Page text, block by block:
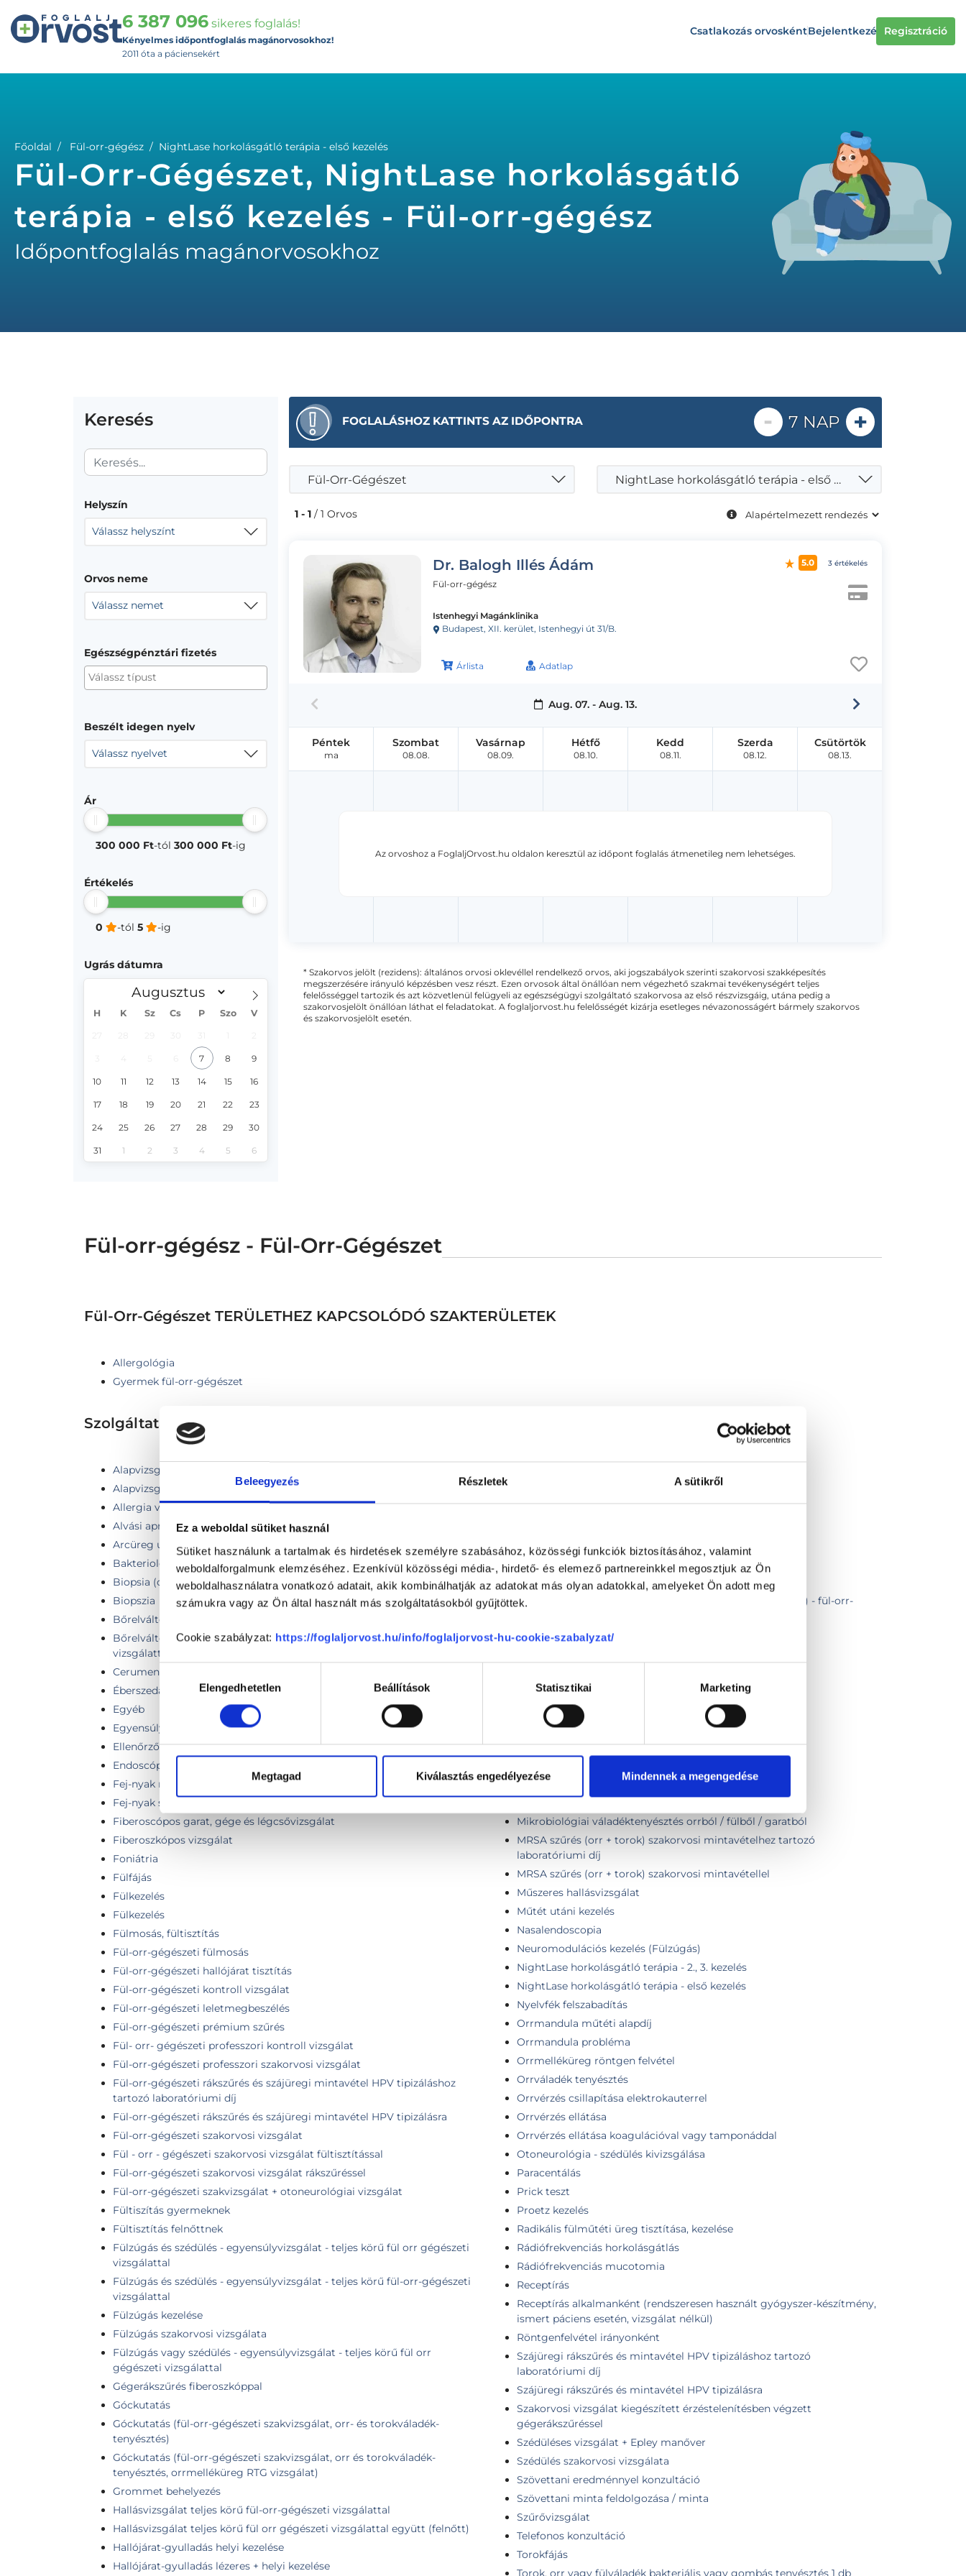
Beleegyezés Részletek A sütikről
Ez a weboldal sütiket használ
Sütiket használunk a tartalmak és hirdetések személyre szabásához, közösségi funkciók biztosításához, valamint
weboldalforgalmunk elemzéséhez. Ezenkívül közösségi média-, hirdető- és elemező partnereinkkel megosztjuk az Ön
weboldalhasználatra vonatkozó adatait, akik kombinálhatják az adatokat más olyan adatokkal, amelyeket Ön adott meg
számukra vagy az Ön által használt más szolgáltatásokból gyűjtöttek.
Cookie szabályzat: https://foglaljorvost.hu/info/foglaljorvost-hu-cookie-szabalyzat/
Hozzájárulás
kiválasztásaElengedhetetlen Beállítások Statisztikai Marketing
Megtagad Kiválasztás engedélyezése Mindennek a megengedése
6 387 096 sikeres foglalás!
Kényelmes időpontfoglalás magánorvosokhoz!
2011 óta a páciensekért
Csatlakozás orvoskéntBejelentkezés Regisztráció
Főoldal Fül-orr-gégész NightLase horkolásgátló terápia - első kezelés
Fül-Orr-Gégészet, NightLase horkolásgátló
terápia - első kezelés - Fül-orr-gégész
Időpontfoglalás magánorvosokhoz
Keresés
Helyszín
Válassz helyszínt
Orvos neme
Válassz nemet
Egészségpénztári fizetés
Beszélt idegen nyelv
Válassz nyelvet
Ár
300 000 Ft-tól 300 000 Ft-ig
Értékelés
0 -tól 5 -ig
Ugrás dátumra
H K Sz Cs P Szo V
7 8 9
10 11 12 13 14 15 16
17 18 19 20 21 22 23
24 25 26 27 28 29 30
31 1 2 3 4 5 6
FOGLALÁSHOZ KATTINTS AZ IDŐPONTRA - 7 NAP +
Fül-Orr-Gégészet NightLase horkolásgátló terápia - első kezelés
1 - 1 / 1 Orvos
Dr. Balogh Illés Ádám
Fül-orr-gégész
Istenhegyi Magánklinika
Budapest, XII. kerület, Istenhegyi út 31/B.
Árlista Adatlap
5.0 3 értékelés
Aug. 07. - Aug. 13.
Az orvoshoz a FoglaljOrvost.hu oldalon keresztül az időpont foglalás átmenetileg nem lehetséges.
Péntek
ma
Szombat
08.08.
Vasárnap
08.09.
Hétfő
08.10.
Kedd
08.11.
Szerda
08.12.
Csütörtök
08.13.
* Szakorvos jelölt (rezidens): általános orvosi oklevéllel rendelkező orvos, aki jogszabályok szerinti szakorvosi szakképesítés
megszerzésére irányuló képzésben vesz részt. Ezen orvosok által önállóan nem végezhető szakmai tevékenységért teljes
felelősséggel tartozik és azt közvetlenül felügyeli az egészségügyi szolgáltató szakorvosa az első részvizsgáig, utána pedig a
szakorvosjelölt önállóan láthat el feladatokat. A foglaljorvost.hu felelősségét kizárja esetleges névazonosságért bármely szakorvos
és szakorvosjelölt esetén.
Fül-orr-gégész - Fül-Orr-Gégészet
Fül-Orr-Gégészet TERÜLETHEZ KAPCSOLÓDÓ SZAKTERÜLETEK
Allergológia
Gyermek fül-orr-gégészet
Szolgáltatások
Alapvizsgálat endoszkóp vizsgálattal
Alapvizsgálat + hallásvizsgálat Tympanometerrel
Allergia vizsgálat
Alvási apnoe vizsgálata
Arcüreg ultrahang
Bakteriológiai tenyésztés
Biopsia (orr / garat elváltozás eltávolítása) szövettani vizsgálattal
Biopszia
Bőrelváltozás (naevus, basalioma, atheroma...) eltávolítása
Bőrelváltozás (naevus, basalioma, atheroma...) eltávolítása szövettani
vizsgálattal
Cerumen eltávolítás / hallójárat kezelés szakorvosi vizsgálattal
Éberszedáció
Egyéb
Egyensúly vizsgálat
Ellenőrző vizsgálat
Endoscópos orrvizsgálat
Fej-nyak rákszűrés (endoscopiával / fiberoscopiával)
Fej-nyak sebészeti szakorvosi vizsgálat
Fiberoscópos garat, gége és légcsővizsgálat
Fiberoszkópos vizsgálat
Foniátria
Fülfájás
Fülkezelés
Fülkezelés
Fülmosás, fültisztítás
Fül-orr-gégészeti fülmosás
Fül-orr-gégészeti hallójárat tisztítás
Fül-orr-gégészeti kontroll vizsgálat
Fül-orr-gégészeti leletmegbeszélés
Fül-orr-gégészeti prémium szűrés
Fül- orr- gégészeti professzori kontroll vizsgálat
Fül-orr-gégészeti professzori szakorvosi vizsgálat
Fül-orr-gégészeti rákszűrés és szájüregi mintavétel HPV tipizáláshoz
tartozó laboratóriumi díj
Fül-orr-gégészeti rákszűrés és szájüregi mintavétel HPV tipizálásra
Fül-orr-gégészeti szakorvosi vizsgálat
Fül - orr - gégészeti szakorvosi vizsgálat fültisztítással
Fül-orr-gégészeti szakorvosi vizsgálat rákszűréssel
Fül-orr-gégészeti szakvizsgálat + otoneurológiai vizsgálat
Fültiszítás gyermeknek
Fültisztítás felnőttnek
Fülzúgás és szédülés - egyensúlyvizsgálat - teljes körű fül orr gégészeti
vizsgálattal
Fülzúgás és szédülés - egyensúlyvizsgálat - teljes körű fül-orr-gégészeti
vizsgálattal
Fülzúgás kezelése
Fülzúgás szakorvosi vizsgálata
Fülzúgás vagy szédülés - egyensúlyvizsgálat - teljes körű fül orr
gégészeti vizsgálattal
Gégerákszűrés fiberoszkóppal
Góckutatás
Góckutatás (fül-orr-gégészeti szakvizsgálat, orr- és torokváladék-
tenyésztés)
Góckutatás (fül-orr-gégészeti szakvizsgálat, orr és torokváladék-
tenyésztés, orrmelléküreg RTG vizsgálat)
Grommet behelyezés
Hallásvizsgálat teljes körű fül-orr-gégészeti vizsgálattal
Hallásvizsgálat teljes körű fül orr gégészeti vizsgálattal együtt (felnőtt)
Hallójárat-gyulladás helyi kezelése
Hallójárat-gyulladás lézeres + helyi kezelése
HPV oltás beadás (oltóanyagot nem tartalmaz)
HPV oltás (oltóanyag + beadás)
Idegentest eltávolítás
Idegennyelvű konzultáció kontroll vizsgálattal
Idegennyelvű konzultáció szakvizsgálattal
Infúziós kezelés (fülzúgás és hirtelen halláskiesés kezelése) - fül-orr-
Kiegészítő szövettani mintavétel
Konzultáció, általános vizsgálat
Koponyaalapi sebészeti konzultáció
Lézer, Infra-lézer kezelés - Fülben
Lézer, Infra-lézer kezelés - Orrban
Mandula műtéti alapdíj
Mikrobiológiai váladéktenyésztés orrból / fülből / garatból
MRSA szűrés (orr + torok) szakorvosi mintavételhez tartozó
laboratóriumi díj
MRSA szűrés (orr + torok) szakorvosi mintavétellel
Műszeres hallásvizsgálat
Műtét utáni kezelés
Nasalendoscopia
Neuromodulációs kezelés (Fülzúgás)
NightLase horkolásgátló terápia - 2., 3. kezelés
NightLase horkolásgátló terápia - első kezelés
Nyelvfék felszabadítás
Orrmandula műtéti alapdíj
Orrmandula probléma
Orrmelléküreg röntgen felvétel
Orrváladék tenyésztés
Orrvérzés csillapítása elektrokauterrel
Orrvérzés ellátása
Orrvérzés ellátása koagulációval vagy tamponáddal
Otoneurológia - szédülés kivizsgálása
Paracentálás
Prick teszt
Proetz kezelés
Radikális fülműtéti üreg tisztítása, kezelése
Rádiófrekvenciás horkolásgátlás
Rádiófrekvenciás mucotomia
Receptírás
Receptírás alkalmanként (rendszeresen használt gyógyszer-készítmény,
ismert páciens esetén, vizsgálat nélkül)
Röntgenfelvétel irányonként
Szájüregi rákszűrés és mintavétel HPV tipizáláshoz tartozó
laboratóriumi díj
Szájüregi rákszűrés és mintavétel HPV tipizálásra
Szakorvosi vizsgálat kiegészített érzéstelenítésben végzett
gégerákszűréssel
Szédüléses vizsgálat + Epley manőver
Szédülés szakorvosi vizsgálata
Szövettani eredménnyel konzultáció
Szövettani minta feldolgozása / minta
Szűrővizsgálat
Telefonos konzultáció
Torokfájás
Torok, orr vagy fülváladék bakteriális vagy gombás tenyésztés 1 db